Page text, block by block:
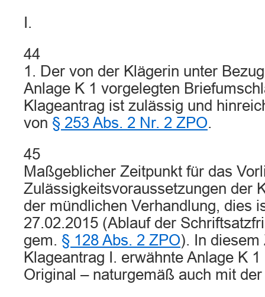
I.
44
1. Der von der Klägerin unter
Anlage K 1 vorgelegten
Klageantrag ist zulässig und
von § 253 Abs. 2 Nr. 2 ZPO.
45
Maßgeblicher Zeitpunkt für das
Zulässigkeitsvoraussetzungen der
der mündlichen Verhandlung, dies
27.02.2015 (Ablauf der
gem. § 128 Abs. 2 ZPO). In diesem
Klageantrag I. erwähnte Anlage K
Original – naturgemäß auch mit